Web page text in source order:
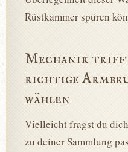
Rüstkammer spüren
Mechanik
richtige
wählen
Vielleicht fragst du
zu deiner Sammlung